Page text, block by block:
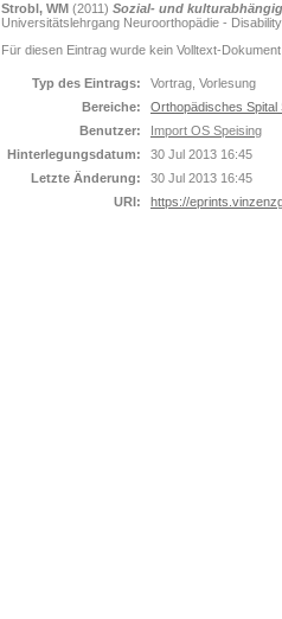
Strobl, WM (2011) Sozial- und
Universitätslehrgang Neuroorthopädie -
Für diesen Eintrag wurde kein Volltext-Dokument
Typ des Eintrags:
Vortrag, Vorlesung
Bereiche:
Orthopädisches Spital
Benutzer:
Import OS Speising
Hinterlegungsdatum:
30 Jul 2013 16:45
Letzte Änderung:
30 Jul 2013 16:45
URI:
https://